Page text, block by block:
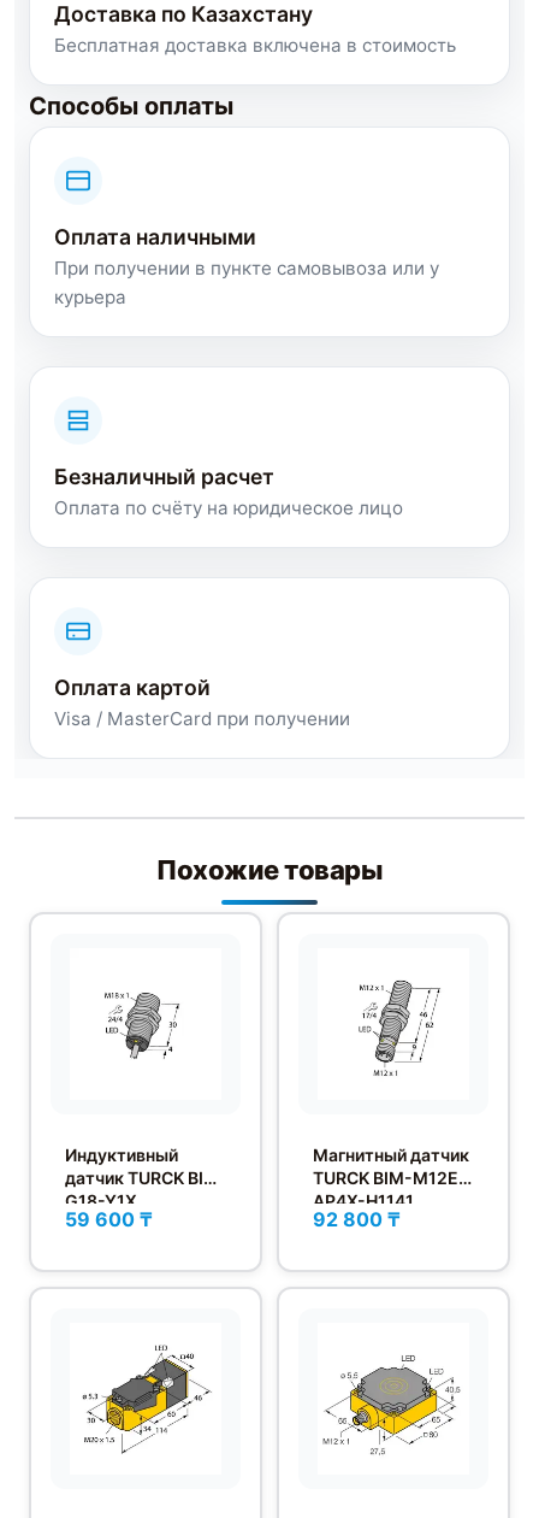
Доставка по Казахстану
Бесплатная доставка включена в стоимость
Способы оплаты
Оплата наличными
При получении в пункте самовывоза или у
курьера
Безналичный расчет
Оплата по счёту на юридическое лицо
Оплата картой
Visa / MasterCard при получении
Похожие товары
Индуктивный
датчик TURCK BI5-
G18-Y1X
59 600 ₸
Магнитный датчик
TURCK BIM-M12E-
AP4X-H1141
92 800 ₸